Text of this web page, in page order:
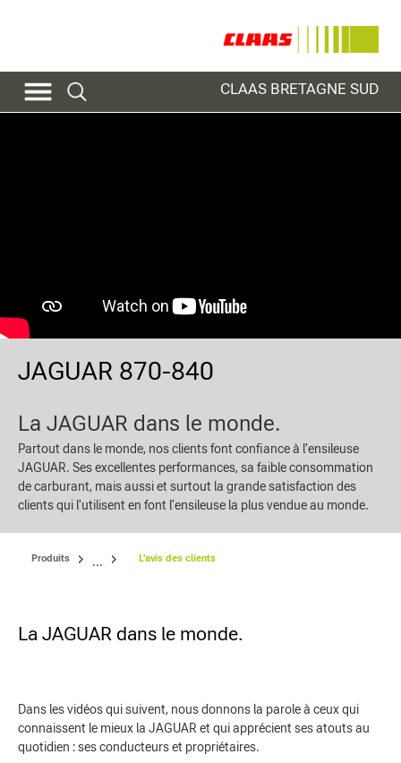
CLAAS BRETAGNE SUD
JAGUAR 870-840
La JAGUAR dans le monde.
Partout dans le monde, nos clients font confiance à l'ensileuse
JAGUAR. Ses excellentes performances, sa faible consommation
de carburant, mais aussi et surtout la grande satisfaction des
clients qui l'utilisent en font l'ensileuse la plus vendue au monde.
Produits ... L'avis des clients
La JAGUAR dans le monde.
Dans les vidéos qui suivent, nous donnons la parole à ceux qui
connaissent le mieux la JAGUAR et qui apprécient ses atouts au
quotidien : ses conducteurs et propriétaires.